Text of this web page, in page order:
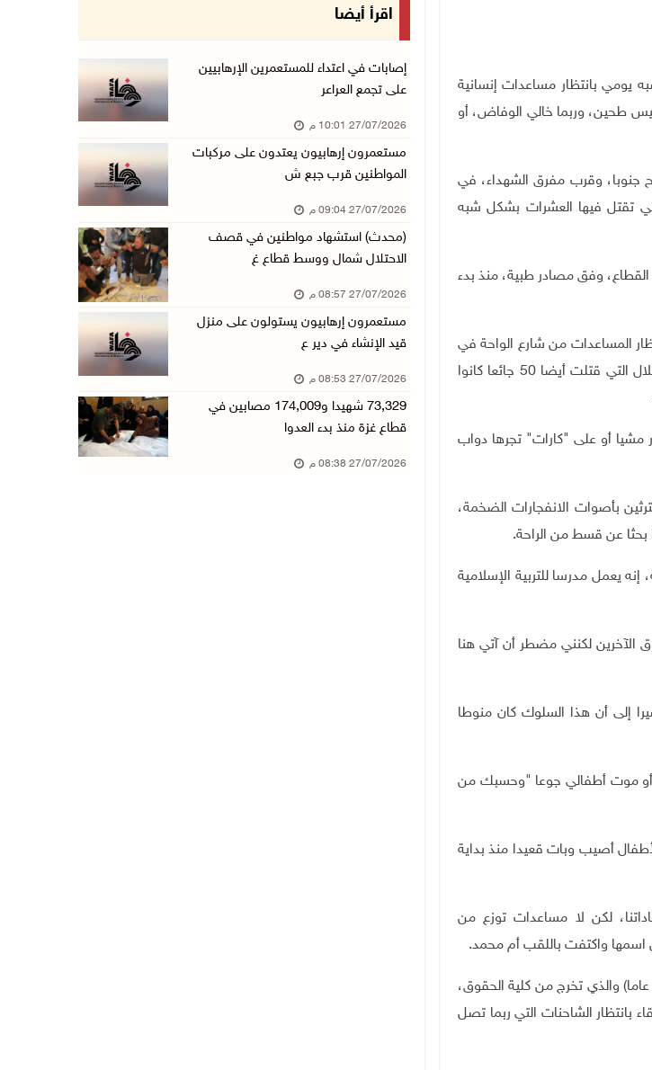
يومي بانتظار مساعدات إنسانية
طحين، وربما خالي الوفاض، أو
جنوبا، وقرب مفرق الشهداء، في
تقتل فيها العشرات بشكل شبه
وجنوب القطاع، وفق مصادر طبية، منذ بدء
شهيدا لمواطنين كانوا بانتظار المساعدات من شارع الواحة في
بيت لاهيا شمال القطاع، فيما جثامين أكثر من عشرين شهيدا قصفتهم قوات الاحتلال التي قتلت أيضا 50 جائعا كانوا
مشيا أو على "كارات" تجرها دواب
بأصوات الانفجارات الضخمة،
بحثا عن قسط من الراحة.
إنه يعمل مدرسا للتربية الإسلامية
الآخرين لكنني مضطر أن آتي هنا
إلى أن هذا السلوك كان منوطا
أو موت أطفالي جوعا "وحسبك من
أصيب وبات قعيدا منذ بداية
لكن لا مساعدات توزع من
اسمها واكتفت باللقب أم محمد.
أرخى الليل سدوله فأشعل بعضهم نارا لطرد البعوض، وفي ذلك يقول فايز عبيد (27 عاما) والذي تخرج من كلية الحقوق،
والأصدقاء بانتظار الشاحنات التي ربما تصل
اقرأ أيضا
إصابات في اعتداء للمستعمرين الإرهابيين
على تجمع العراعر
27/07/2026 10:01 م
مستعمرون إرهابيون يعتدون على مركبات
المواطنين قرب جبع ش
27/07/2026 09:04 م
(محدث) استشهاد مواطنين في قصف
الاحتلال شمال ووسط قطاع غ
27/07/2026 08:57 م
مستعمرون إرهابيون يستولون على منزل
قيد الإنشاء في دير ع
27/07/2026 08:53 م
73,329 شهيدا و174,009 مصابين في
قطاع غزة منذ بدء العدوا
27/07/2026 08:38 م